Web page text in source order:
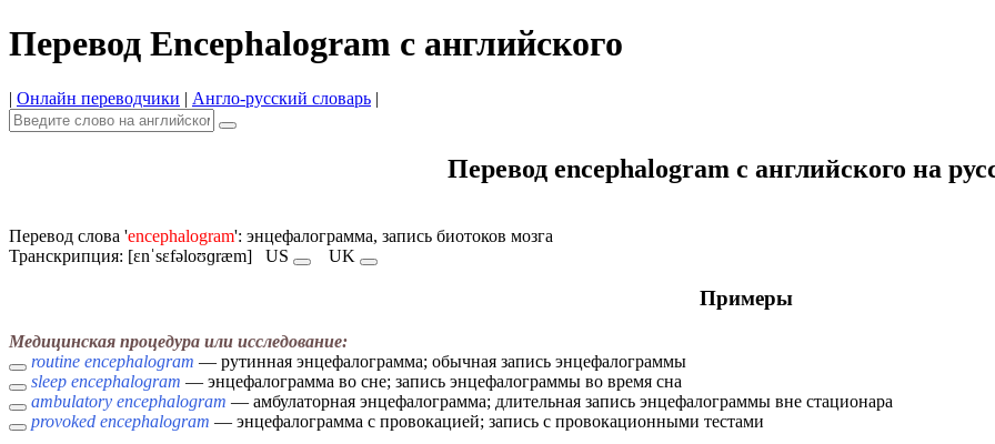
Перевод Encephalogram с английского
| Онлайн переводчики | Англо-русский словарь |
Перевод encephalogram с английского на
Перевод слова 'encephalogram': энцефалограмма, запись биотоков мозга
Транскрипция: [ɛnˈsɛfəloʊɡræm] US UK
Примеры
Медицинская процедура или исследование:
routine encephalogram — рутинная энцефалограмма; обычная запись энцефалограммы
sleep encephalogram — энцефалограмма во сне; запись энцефалограммы во время сна
ambulatory encephalogram — амбулаторная энцефалограмма; длительная запись энцефалограммы вне стационара
provoked encephalogram — энцефалограмма с провокацией; запись с провокационными тестами